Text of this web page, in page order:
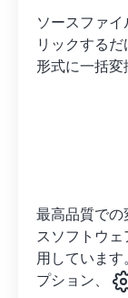
ソースファ
リックするだ
形式に一括変
最高品質で
スソフトウ
用していま
プション、